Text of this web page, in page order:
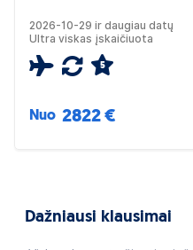
2026-10-29 ir daugiau datų
Ultra viskas įskaičiuota
5
Nuo 2822 €
Dažniausi klausimai